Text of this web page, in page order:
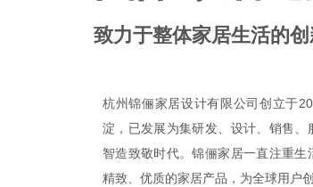
致力于整体家居生活的
杭州锦俪家居设计有限公司创立于
淀，已发展为集研发、设计、销售
智造致敬时代。锦俪家居一直注重生
精致、优质的家居产品，为全球用户